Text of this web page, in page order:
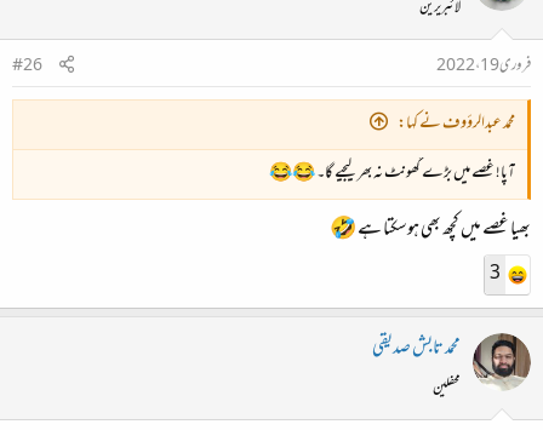
لائبریرین
فروری 19، 2022
#26
محمد عبدالرؤوف نے کہا:
آپا! غصے میں بڑے گھونٹ نہ بھر لیجیے گا۔ 😂😂
بھیا غصے میں کچھ بھی ہوسکتا ہے 🤣
3
محمد تابش صدیقی
محفلین